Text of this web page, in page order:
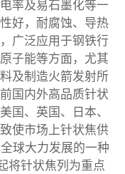
率及易石墨化等一
好，耐腐蚀、导热
广泛应用于钢铁行
子能等方面，尤其
及制造火箭发射所
国内外高品质针状
国、英国、日本、
使市场上针状焦供
球大力发展的一种
将针状焦列为重点